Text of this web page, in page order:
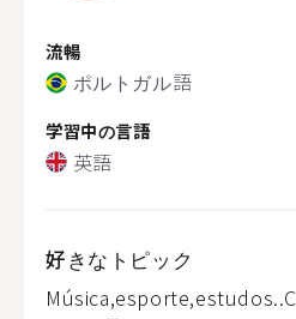
流暢
ポルトガル語
学習中の言語
英語
好きなトピック